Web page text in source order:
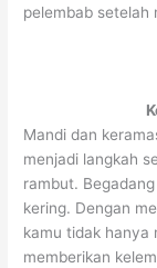
pelembab setelah
Mandi dan
menjadi langkah
rambut.
kering. Dengan
kamu tidak hanya
memberikan